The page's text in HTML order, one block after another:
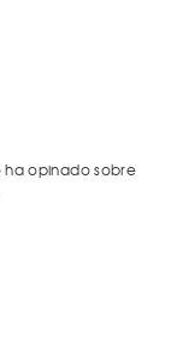
ha opinado sobre